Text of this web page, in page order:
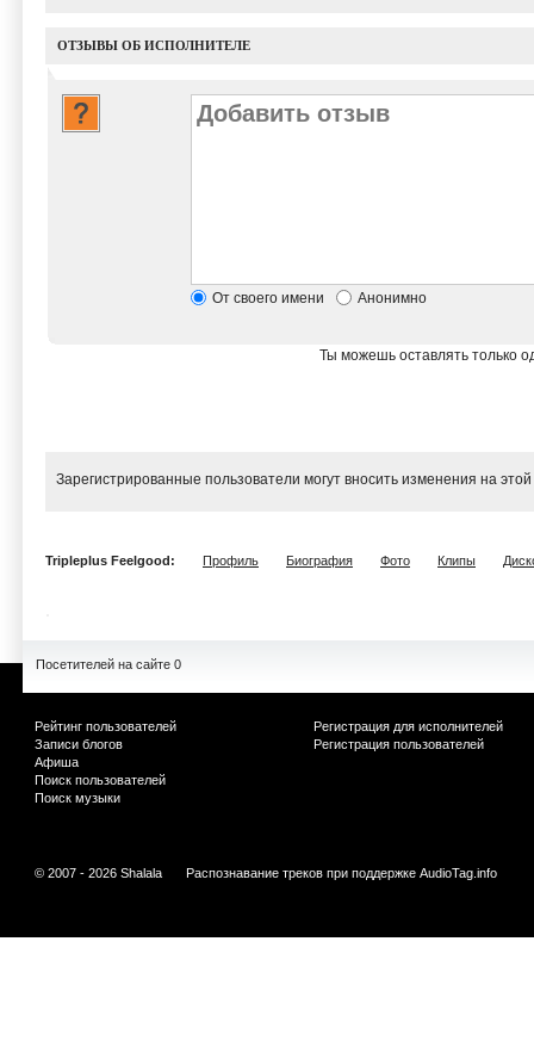
ОТЗЫВЫ ОБ ИСПОЛНИТЕЛЕ
От своего имени Анонимно
Ты можешь оставлять только
Зарегистрированные пользователи могут вносить изменения на
Tripleplus Feelgood: Профиль Биография Фото Клипы
Посетителей на сайте 0
Рейтинг пользователей
Записи блогов
Афиша
Поиск пользователей
Поиск музыки
Регистрация для исполнителей
Регистрация пользователей
© 2007 - 2026 Shalala Распознавание треков при поддержке AudioTag.info